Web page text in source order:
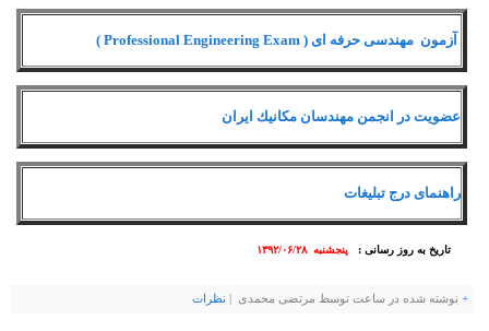
آزمون مهندسی حرفه ای ( Professional Engineering Exam )
عضویت در انجمن مهندسان مكانيك ايران
راهنمای درج تبلیغات
تاریخ به روز رسانی : پنجشنبه ۱۳۹۲/۰۶/۲۸
+ نوشته شده در ساعت توسط مرتضی محمدی | نظرات